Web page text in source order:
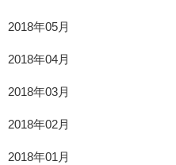
2018年05月
2018年04月
2018年03月
2018年02月
2018年01月